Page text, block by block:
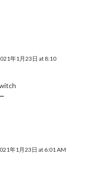
年1月23日 at 8:10
年1月23日 at 6:01 AM